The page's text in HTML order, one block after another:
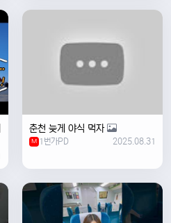
춘천 늦게 야식 먹자
M 1번가PD 2025.08.31